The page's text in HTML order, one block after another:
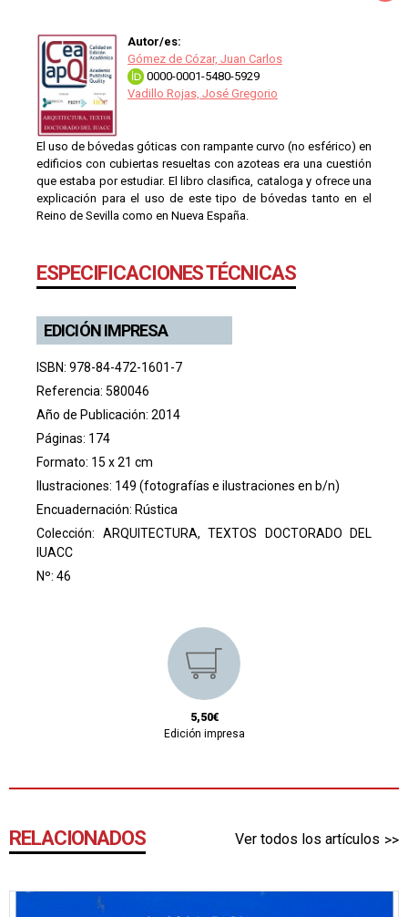
Autor/es:
Gómez de Cózar, Juan Carlos
0000-0001-5480-5929
Vadillo Rojas, José Gregorio
El uso de bóvedas góticas con rampante curvo (no esférico) en
edificios con cubiertas resueltas con azoteas era una cuestión
que estaba por estudiar. El libro clasifica, cataloga y ofrece una
explicación para el uso de este tipo de bóvedas tanto en el
Reino de Sevilla como en Nueva España.
ESPECIFICACIONES TÉCNICAS
EDICIÓN IMPRESA
ISBN: 978-84-472-1601-7
Referencia: 580046
Año de Publicación: 2014
Páginas: 174
Formato: 15 x 21 cm
Ilustraciones: 149 (fotografías e ilustraciones en b/n)
Encuadernación: Rústica
Colección: ARQUITECTURA, TEXTOS DOCTORADO DEL
IUACC
Nº: 46
5,50€
Edición impresa
RELACIONADOS Ver todos los artículos